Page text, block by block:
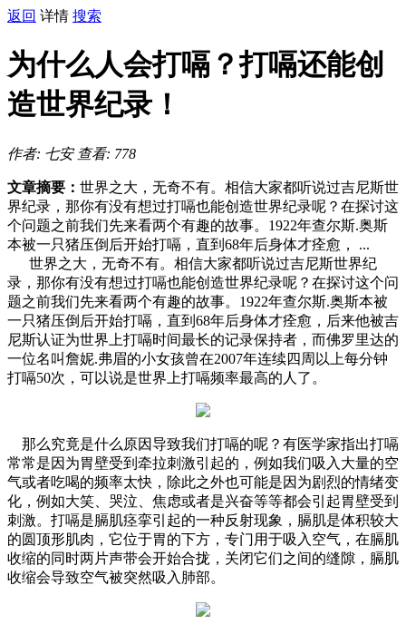
返回 详情 搜索
为什么人会打嗝？打嗝还能创
造世界纪录！
作者: 七安 查看: 778
文章摘要： 世界之大，无奇不有。相信大家都听说过吉尼斯世
界纪录，那你有没有想过打嗝也能创造世界纪录呢？在探讨这
个问题之前我们先来看两个有趣的故事。1922年查尔斯.奥斯
本被一只猪压倒后开始打嗝，直到68年后身体才痊愈， ...
世界之大，无奇不有。相信大家都听说过吉尼斯世界纪
录，那你有没有想过打嗝也能创造世界纪录呢？在探讨这个问
题之前我们先来看两个有趣的故事。1922年查尔斯.奥斯本被
一只猪压倒后开始打嗝，直到68年后身体才痊愈，后来他被吉
尼斯认证为世界上打嗝时间最长的记录保持者，而佛罗里达的
一位名叫詹妮.弗眉的小女孩曾在2007年连续四周以上每分钟
打嗝50次，可以说是世界上打嗝频率最高的人了。
那么究竟是什么原因导致我们打嗝的呢？有医学家指出打嗝
常常是因为胃壁受到牵拉刺激引起的，例如我们吸入大量的空
气或者吃喝的频率太快，除此之外也可能是因为剧烈的情绪变
化，例如大笑、哭泣、焦虑或者是兴奋等等都会引起胃壁受到
刺激。打嗝是膈肌痉挛引起的一种反射现象，膈肌是体积较大
的圆顶形肌肉，它位于胃的下方，专门用于吸入空气，在膈肌
收缩的同时两片声带会开始合拢，关闭它们之间的缝隙，膈肌
收缩会导致空气被突然吸入肺部。